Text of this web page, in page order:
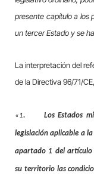
presente capítulo a los
un tercer Estado y se
La interpretación del
de la Directiva 96/71/
«1. Los Estados
legislación aplicable a
apartado 1 del artículo
su territorio las